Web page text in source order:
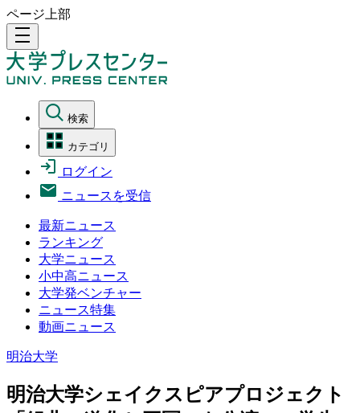
ページ上部
density_medium
検索
カテゴリ
ログイン
ニュースを受信
最新ニュース
ランキング
大学ニュース
小中高ニュース
大学発ベンチャー
ニュース特集
動画ニュース
明治大学
明治大学シェイクスピアプロジェクト